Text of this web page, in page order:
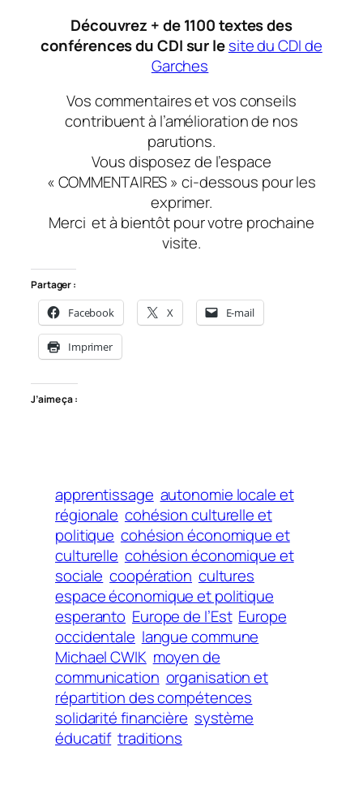
Découvrez + de 1100 textes des
conférences du CDI sur lesite du CDI de
Garches
Vos commentaires et vos conseils
contribuent à l’amélioration de nos
parutions.
Vous disposez de l’espace
« COMMENTAIRES » ci-dessous pour les
exprimer.
Merci et à bientôt pour votre prochaine
visite.
Partager :
Facebook X E-mail
Imprimer
J’aime ça :
apprentissage autonomie locale et
régionale cohésion culturelle et
politique cohésion économique et
culturelle cohésion économique et
sociale coopération cultures
espace économique et politique
esperanto Europe de l’Est Europe
occidentale langue commune
Michael CWIK moyen de
communication organisation et
répartition des compétences
solidarité financière système
éducatif traditions